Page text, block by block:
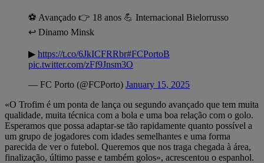
⚽ Avançado 👉 18 anos 💪 Internacional Bielorrusso
↩ Dinamo Minsk
▶ https://t.co/6JkICFRRbr#FCPortoB
pic.twitter.com/zFf9Jnsm3O
— FC Porto (@FCPorto) January 15, 2025
«O Trofim é um ponta de lança ou segundo avançado que tem muita
qualidade, muita técnica com a bola e uma boa relação com o golo.
Esperamos que possa adaptar-se tão rapidamente quanto possível a
um grupo de jogadores com idades semelhantes e uma forma
parecida de ver o futebol. Queremos que nos traga chegada à área,
finalização, último passe e também golos», acrescentou o espanhol.